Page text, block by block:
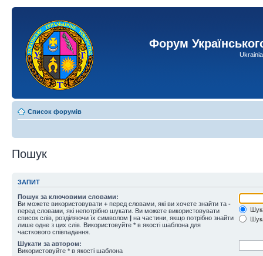
Форум
Список форумів
Пошук
ЗАПИТ
Пошук за ключовими словами:
Ви можете використовувати + перед словами, які ви хочете знайти та -
перед словами, які непотрібно шукати. Ви можете використовувати
список слів, розділяючи їх символом | на частини, якщо потрібно знайти
лише одне з цих слів. Використовуйте * в якості шаблона для
часткового співпадання.
Шукати за автором:
Використовуйте * в якості шаблона